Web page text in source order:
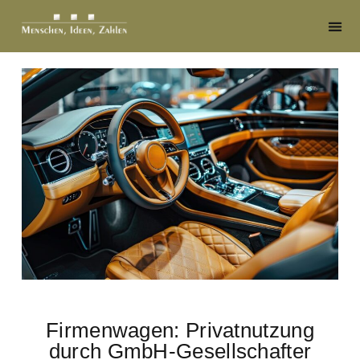
Firmenwagen: Privatnutzung
durch GmbH-Gesellschafter